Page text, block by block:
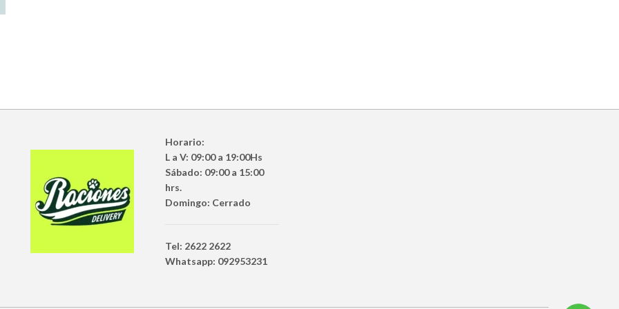
Horario:
L a V: 09:00 a 19:00Hs
Sábado: 09:00 a 15:00
hrs.
Domingo: Cerrado
Tel: 2622 2622
Whatsapp: 092953231